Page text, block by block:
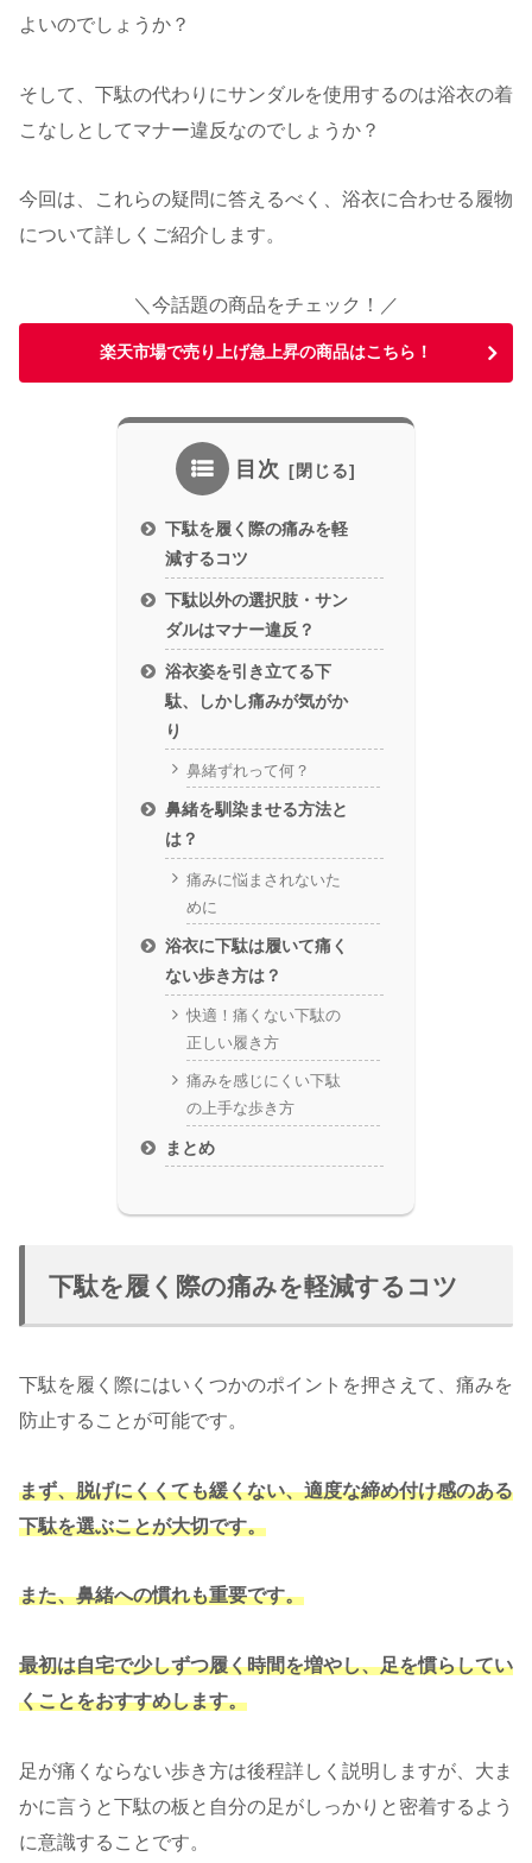
よいのでしょうか？
そして、下駄の代わりにサンダルを使用するのは浴衣の着
こなしとしてマナー違反なのでしょうか？
今回は、これらの疑問に答えるべく、浴衣に合わせる履物
について詳しくご紹介します。
＼今話題の商品をチェック！／
楽天市場で売り上げ急上昇の商品はこちら！
目次
下駄を履く際の痛みを軽
減するコツ
下駄以外の選択肢・サン
ダルはマナー違反？
浴衣姿を引き立てる下
駄、しかし痛みが気がか
り
鼻緒ずれって何？
鼻緒を馴染ませる方法と
は？
痛みに悩まされないた
めに
浴衣に下駄は履いて痛く
ない歩き方は？
快適！痛くない下駄の
正しい履き方
痛みを感じにくい下駄
の上手な歩き方
まとめ
下駄を履く際の痛みを軽減するコツ
下駄を履く際にはいくつかのポイントを押さえて、痛みを
防止することが可能です。
まず、脱げにくくても緩くない、適度な締め付け感のある
下駄を選ぶことが大切です。
また、鼻緒への慣れも重要です。
最初は自宅で少しずつ履く時間を増やし、足を慣らしてい
くことをおすすめします。
足が痛くならない歩き方は後程詳しく説明しますが、大ま
かに言うと下駄の板と自分の足がしっかりと密着するよう
に意識することです。